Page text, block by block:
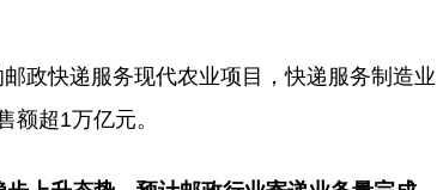
政快递服务现代农业项目，快递服务制造业
超1万亿元。